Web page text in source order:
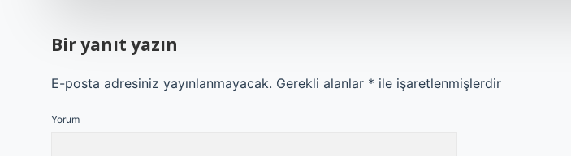
Bir yanıt yazın
E-posta adresiniz yayınlanmayacak. Gerekli alanlar * ile işaretlenmişlerdir
Yorum